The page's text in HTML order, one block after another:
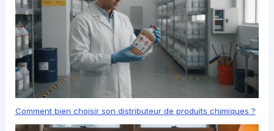
Comment bien choisir son distributeur de produits chimiques ?